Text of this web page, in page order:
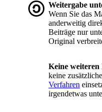
Weitergabe
Wenn Sie das
anderweitig
Beiträge nur
Original
Keine
keine
Verfahren
irgendetwas